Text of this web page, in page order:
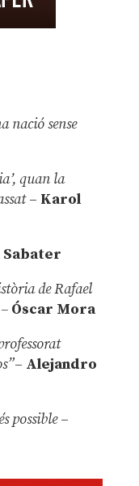
nació sense
quan la
– Karol
Sabater
de Rafael
Óscar Mora
– Alejandro
possible –